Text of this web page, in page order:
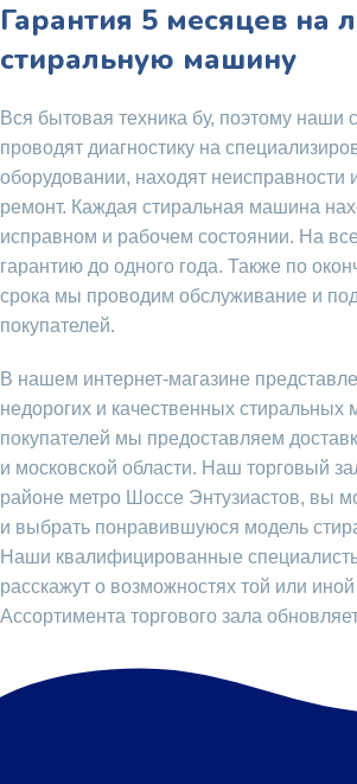
Гарантия 5 месяцев на
стиральную машину
Вся бытовая техника бу, поэтому наши
проводят диагностику на
оборудовании, находят неисправности
ремонт. Каждая стиральная машина
исправном и рабочем состоянии. На
гарантию до одного года. Также по
срока мы проводим обслуживание и
покупателей.
В нашем интернет-магазине
недорогих и качественных
покупателей мы предоставляем
и московской области. Наш торговый
районе метро Шоссе Энтузиастов, вы
и выбрать понравившуюся модель
Наши квалифицированные
расскажут о возможностях той или
Ассортимента торгового зала